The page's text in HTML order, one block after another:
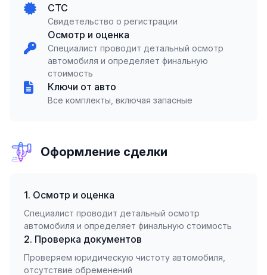
СТС
Свидетельство о регистрации
Осмотр и оценка
Специалист проводит детальный осмотр
автомобиля и определяет финальную
стоимость
Ключи от авто
Все комплекты, включая запасные
Оформление сделки
1. Осмотр и оценка
Специалист проводит детальный осмотр
автомобиля и определяет финальную стоимость
2. Проверка документов
Проверяем юридическую чистоту автомобиля,
отсутствие обременений